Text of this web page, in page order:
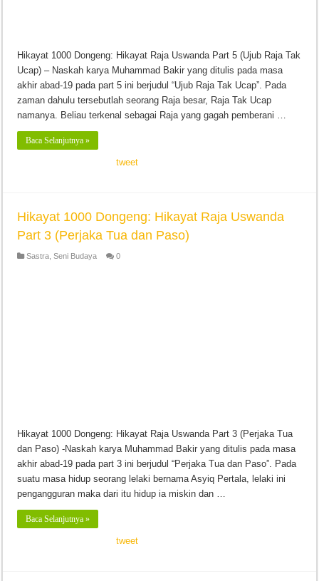
Hikayat 1000 Dongeng: Hikayat Raja Uswanda Part 5 (Ujub Raja Tak
Ucap) – Naskah karya Muhammad Bakir yang ditulis pada masa
akhir abad-19 pada part 5 ini berjudul “Ujub Raja Tak Ucap”. Pada
zaman dahulu tersebutlah seorang Raja besar, Raja Tak Ucap
namanya. Beliau terkenal sebagai Raja yang gagah pemberani …
Baca Selanjutnya »
tweet
Hikayat 1000 Dongeng: Hikayat Raja Uswanda
Part 3 (Perjaka Tua dan Paso)
Sastra ,Seni Budaya 0
Hikayat 1000 Dongeng: Hikayat Raja Uswanda Part 3 (Perjaka Tua
dan Paso) -Naskah karya Muhammad Bakir yang ditulis pada masa
akhir abad-19 pada part 3 ini berjudul “Perjaka Tua dan Paso”. Pada
suatu masa hidup seorang lelaki bernama Asyiq Pertala, lelaki ini
pengangguran maka dari itu hidup ia miskin dan …
Baca Selanjutnya »
tweet